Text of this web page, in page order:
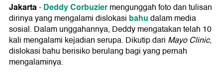
Jakarta-Deddy Corbuziermengunggah foto dan tulisan
dirinya yang mengalami dislokasi bahudalam media
sosial. Dalam unggahannya, Deddy mengatakan telah 10
kali mengalami kejadian serupa. Dikutip dari Mayo Clinic,
dislokasi bahu berisiko berulang bagi yang pernah
mengalaminya.